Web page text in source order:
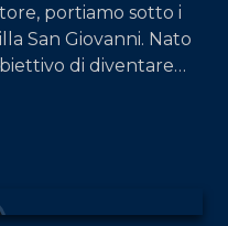
portiamo sotto i
San Giovanni. Nato
di diventare
un luogo in grado